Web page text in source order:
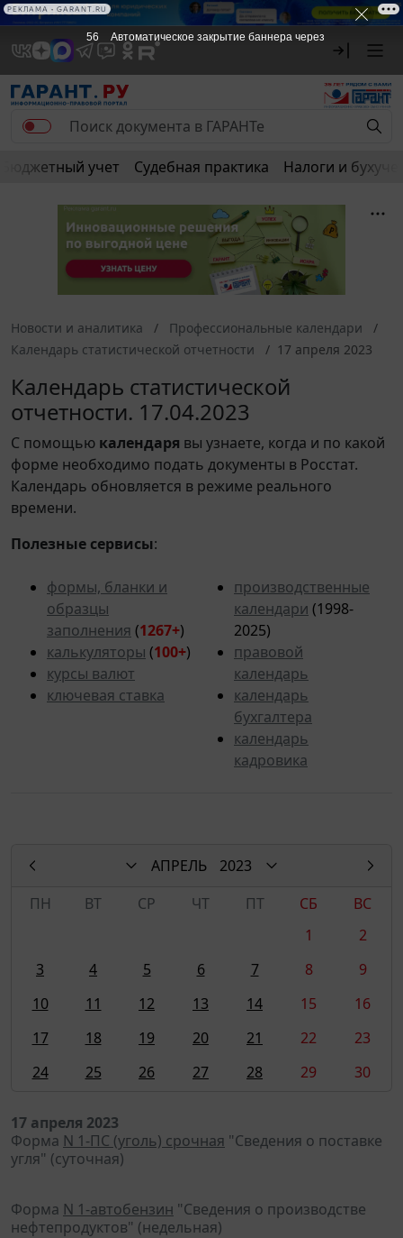
Бюджетный учет Судебная практика Налоги и
Новости и аналитика
Профессиональные календари
Календарь статистической отчетности
17 апреля 2023
Календарь статистической
отчетности. 17.04.2023
С помощью календаря вы узнаете, когда и по какой
форме необходимо подать документы в Росстат.
Календарь обновляется в режиме реального
времени.
Полезные сервисы:
формы, бланки и
образцы
заполнения (1267+)
калькуляторы (100+)
курсы валют
ключевая ставка
производственные
календари (1998-
2025)
правовой
календарь
календарь
бухгалтера
календарь
кадровика
АПРЕЛЬ
2023
ПН
ВТ СР ЧТ ПТ СБ
ВС
1
2
3
4 5 6 7 8
9
10
11 12 13 14 15
16
17
18 19 20 21 22
23
24
25 26 27 28 29 30
17 апреля 2023
Форма N 1-ПС (уголь) срочная "Сведения о поставке
угля" (суточная)
Форма N 1-автобензин "Сведения о производстве
нефтепродуктов" (недельная)
56 Автоматическое закрытие баннера через
РЕКЛАМА • GARANT.RU